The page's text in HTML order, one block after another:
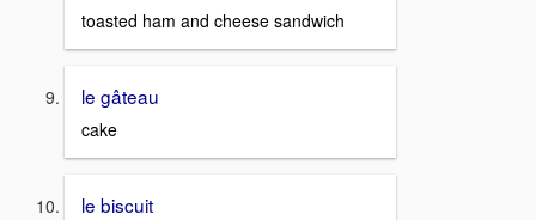
toasted ham and cheese sandwich
le gâteau
cake
le biscuit